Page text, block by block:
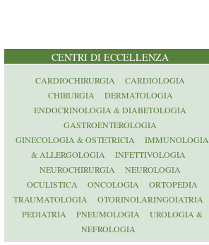
CENTRI DI ECCELLENZA
CARDIOCHIRURGIA
CARDIOLOGIA
CHIRURGIA
DERMATOLOGIA
ENDOCRINOLOGIA & DIABETOLOGIA
GASTROENTEROLOGIA
GINECOLOGIA & OSTETRICIA
IMMUNOLOGIA
& ALLERGOLOGIA
INFETTIVOLOGIA
NEUROCHIRURGIA
NEUROLOGIA
OCULISTICA
ONCOLOGIA
ORTOPEDIA
TRAUMATOLOGIA
OTORINOLARINGOIATRIA
PEDIATRIA
PNEUMOLOGIA
UROLOGIA &
NEFROLOGIA